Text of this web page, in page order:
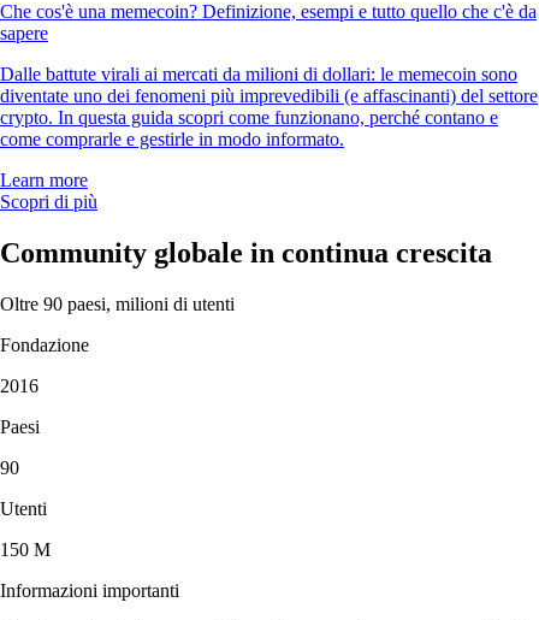
Che cos'è una memecoin? Definizione, esempi e tutto quello che c'è da
sapere
Dalle battute virali ai mercati da milioni di dollari: le memecoin sono
diventate uno dei fenomeni più imprevedibili (e affascinanti) del settore
crypto. In questa guida scopri come funzionano, perché contano e
come comprarle e gestirle in modo informato.
Learn more
Scopri di più
Community globale in continua crescita
Oltre 90 paesi, milioni di utenti
Fondazione
2016
Paesi
90
Utenti
150 M
Informazioni importanti